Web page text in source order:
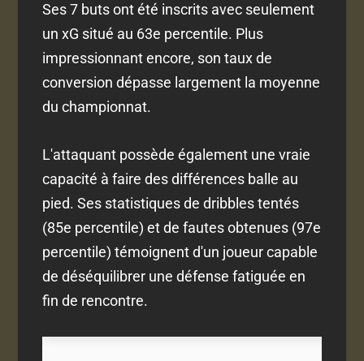
Ses 7 buts ont été inscrits avec seulement
un xG situé au 63e percentile. Plus
impressionnant encore, son taux de
conversion dépasse largement la moyenne
du championnat.
L'attaquant possède également une vraie
capacité à faire des différences balle au
pied. Ses statistiques de dribbles tentés
(85e percentile) et de fautes obtenues (97e
percentile) témoignent d'un joueur capable
de déséquilibrer une défense fatiguée en
fin de rencontre.